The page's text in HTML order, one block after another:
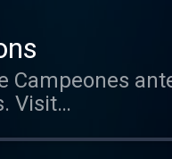
Campeones
Visit